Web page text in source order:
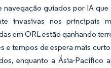
navegação guiados por IA
invasivas nos principais
em ORL estão ganhando
e tempos de espera mais
enquanto a Ásia-Pacífico